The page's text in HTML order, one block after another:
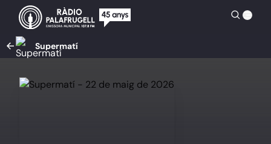
Supermatí